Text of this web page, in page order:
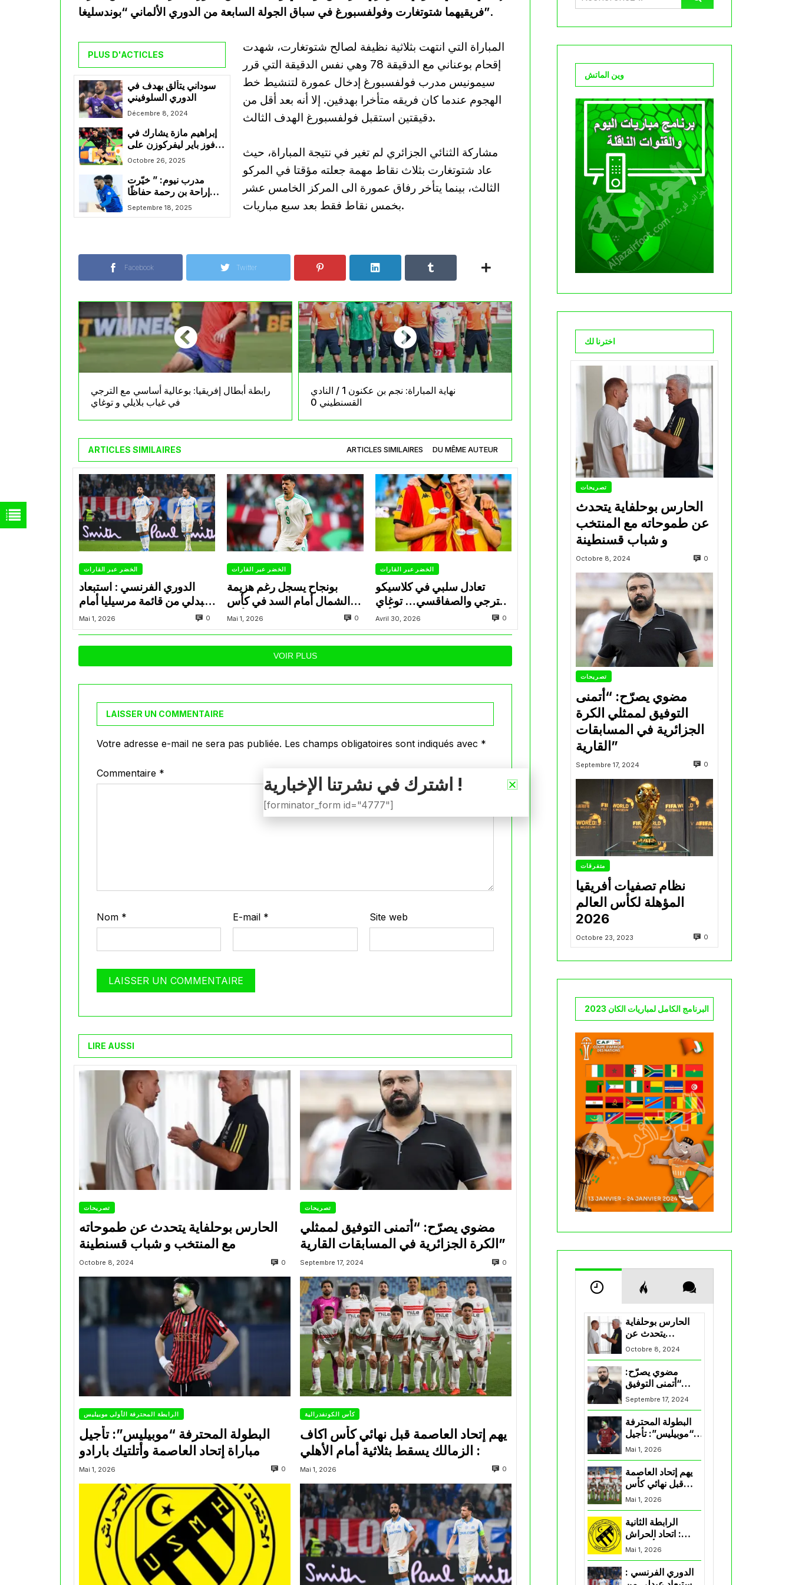
فريقيهما شتوتغارت وفولفسبورغ في سباق الجولة السابعة من الدوري الألماني “بوندسليغا”.
PLUS D'ACTICLES
سوداني يتألق بهدف في
الدوري السلوفيني
Décembre 8, 2024
إبراهيم مازة يشارك في
فوز باير ليفركوزن على
فرايبورغ
Octobre 26, 2025
مدرب نيوم: ” خيّرت
إراحة بن رحمة حفاظًا
على جاهزيته”
Septembre 18, 2025
المباراة التي انتهت بثلاثية نظيفة لصالح شتوتغارت، شهدت
إقحام بوعناني مع الدقيقة 78 وهي نفس الدقيقة التي قرر
سيمونيس مدرب فولفسبورغ إدخال عمورة لتنشيط خط
الهجوم عندما كان فريقه متأخرا بهدفين. إلا أنه بعد أقل من
دقيقتين استقبل فولفسبورغ الهدف الثالث.
مشاركة الثنائي الجزائري لم تغير في نتيجة المباراة، حيث
عاد شتوتغارت بثلاث نقاط مهمة جعلته مؤقتا في المركو
الثالث، بينما يتأخر رفاق عمورة الى المركز الخامس عشر
بخمس نقاط فقط بعد سبع مباريات.
Facebook Twitter
رابطة أبطال إفريقيا: بوعالية أساسي مع الترجي
في غياب بلايلي و توغاي
نهاية المباراة: نجم بن عكنون 1 / النادي
القسنطيني 0
ARTICLES SIMILAIRES ARTICLES SIMILAIRES DU MÊME AUTEUR
الخضر عبر القارات
الدوري الفرنسي : استبعاد
عبدلي من قائمة مرسيليا أمام
نانت
Mai 1, 2026 0
الخضر عبر القارات
بونجاح يسجل رغم هزيمة
الشمال أمام السد في كأس
الأمير
Mai 1, 2026 0
الخضر عبر القارات
تعادل سلبي في كلاسيكو
الترجي والصفاقسي… توغاي
يهدر ركلة جزاء وبوعالية يتألق
Avril 30, 2026 0
VOIR PLUS
LAISSER UN COMMENTAIRE
Votre adresse e-mail ne sera pas publiée. Les champs obligatoires sont indiqués avec *
Commentaire *
Nom * E-mail * Site web
LIRE AUSSI
تصريحات
الحارس بوحلفاية يتحدث عن طموحاته
مع المنتخب و شباب قسنطينة
Octobre 8, 2024 0
تصريحات
مضوي يصرّح: “أتمنى التوفيق لممثلي
الكرة الجزائرية في المسابقات القارية”
Septembre 17, 2024 0
الرابطة المحترفة الأولى موبيليس
البطولة المحترفة “موبيليس”: تأجيل
مباراة إتحاد العاصمة وأتلتيك بارادو
Mai 1, 2026 0
كأس الكونفدرالية
يهم إتحاد العاصمة قبل نهائي كأس اكاف
Mai 1, 2026 0
وين الماتش
اخترنا لك
تصريحات
الحارس بوحلفاية يتحدث
عن طموحاته مع المنتخب
و شباب قسنطينة
Octobre 8, 2024 0
تصريحات
مضوي يصرّح: “أتمنى
التوفيق لممثلي الكرة
الجزائرية في المسابقات
القارية”
Septembre 17, 2024 0
متفرقات
نظام تصفيات أفريقيا
المؤهلة لكأس العالم
2026
Octobre 23, 2023 0
البرنامج الكامل لمباريات الكان 2023
الحارس بوحلفاية
يتحدث عن
طموحاته مع
المنتخب و شباب
قسنطينة
Octobre 8, 2024
مضوي يصرّح:
“أتمنى التوفيق
لممثلي الكرة
الجزائرية في
Septembre 17, 2024
البطولة المحترفة
“موبيليس”: تأجيل
مباراة إتحاد
العاصمة وأتلتيك
بارادو
Mai 1, 2026
يهم إتحاد العاصمة
قبل نهائي كأس
اكاف : الزمالك
يسقط بثلاثية أمام
Mai 1, 2026
الرابطة الثانية
: اتحاد الحراش
يحسم التأهل إلى
“البلاي أوف”
Mai 1, 2026
الدوري الفرنسي :
اشترك في نشرتنا الإخبارية !
[forminator_form id="4777"]